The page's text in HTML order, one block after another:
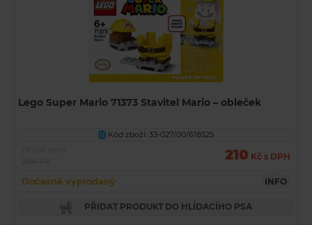
Lego Super Mario 71373 Stavitel Mario – obleček
U
Kód zboží: 33-027/00/618525
210 Kč s DPH
Dočasně vyprodaný INFO
PŘIDAT PRODUKT DO HLÍDACÍHO PSA